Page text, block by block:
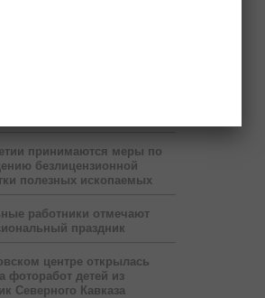
принимаются меры по
безлицензионной
полезных ископаемых
работники отмечают
праздник
центре открылась
фоторабот детей из
Северного Кавказа